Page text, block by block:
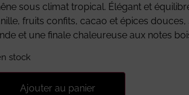
sous climat tropical. Élégant et
fruits confits, cacao et épices
et une finale chaleureuse aux notes
stock
Ajouter au panier